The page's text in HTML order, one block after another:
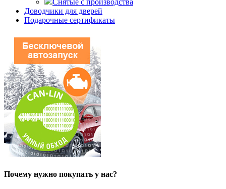
Снятые с производства
Доводчики для дверей
Подарочные сертификаты
Почему нужно покупать у нас?